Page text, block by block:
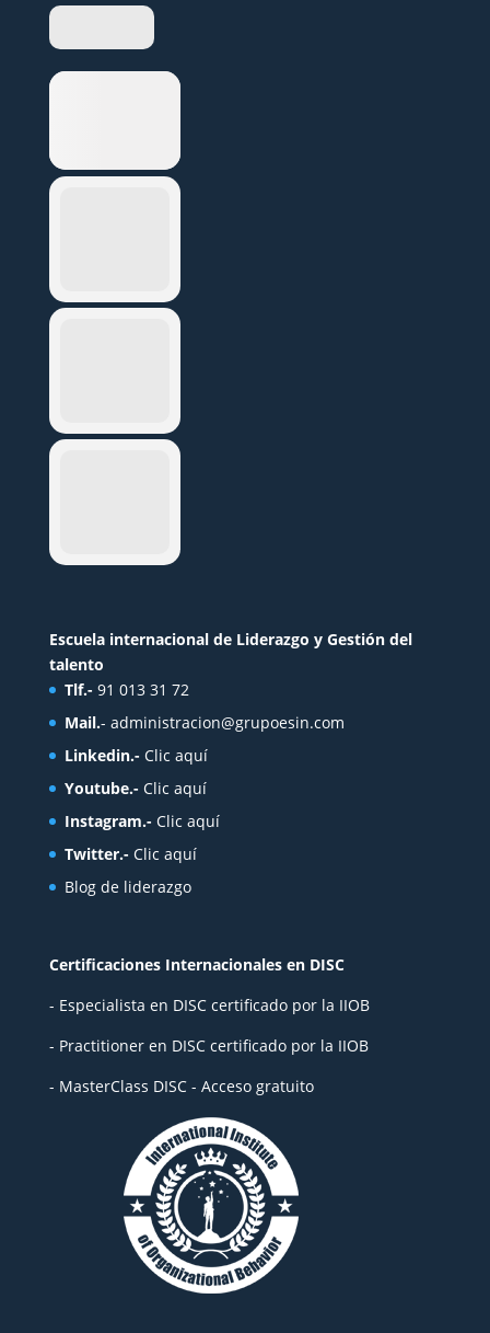
Escuela internacional de Liderazgo y Gestión del
talento
Tlf.- 91 013 31 72
Mail.- administracion@grupoesin.com
Linkedin.- Clic aquí
Youtube.- Clic aquí
Instagram.- Clic aquí
Twitter.- Clic aquí
Blog de liderazgo
Certificaciones Internacionales en DISC
- Especialista en DISC certificado por la IIOB
- Practitioner en DISC certificado por la IIOB
- MasterClass DISC - Acceso gratuito